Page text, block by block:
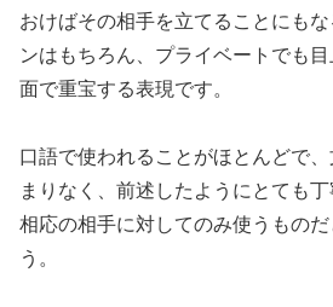
おけばその相手を立てることにも
ンはもちろん、プライベートでも
面で重宝する表現です。
口語で使われることがほとんどで
まりなく、前述したようにとても
相応の相手に対してのみ使うもの
う。